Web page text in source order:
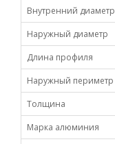
Внутренний диаметр
Наружный диаметр
Длина профиля
Наружный периметр
Толщина
Марка алюминия